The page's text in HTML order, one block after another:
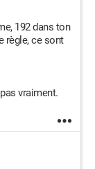
192 dans ton
règle, ce sont
vraiment.